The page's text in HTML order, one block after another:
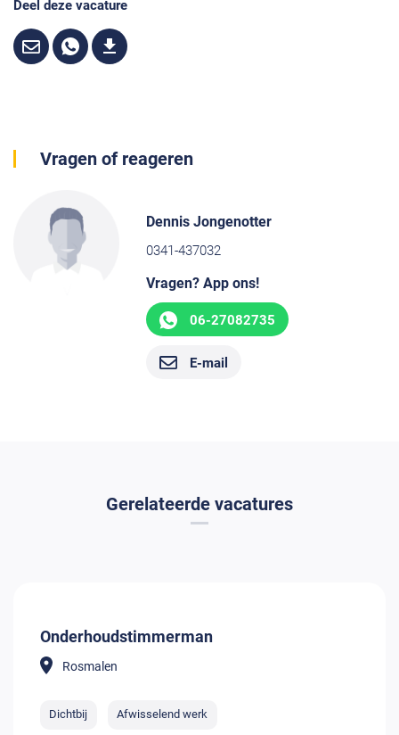
Deel deze vacature
Vragen of reageren
Dennis Jongenotter
0341-437032
Vragen? App ons!
06-27082735
E-mail
Gerelateerde vacatures
Onderhoudstimmerman
Rosmalen
Dichtbij Afwisselend werk